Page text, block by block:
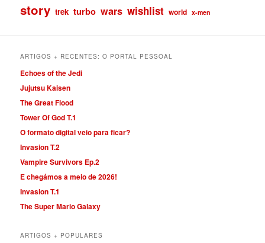
story trek turbo wars wishlist world x-men
ARTIGOS + RECENTES: O PORTAL PESSOAL
Echoes of the Jedi
Jujutsu Kaisen
The Great Flood
Tower Of God T.1
O formato digital veio para ficar?
Invasion T.2
Vampire Survivors Ep.2
E chegámos a meio de 2026!
Invasion T.1
The Super Mario Galaxy
ARTIGOS + POPULARES